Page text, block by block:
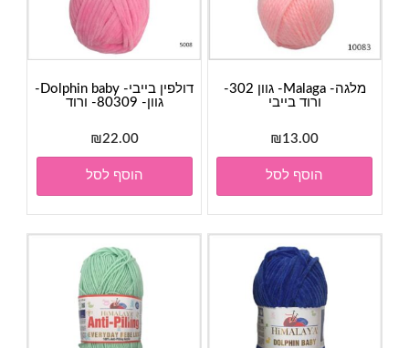
מלגה- Malaga- גוון 302-
ורוד בייבי
₪13.00
הוסף לסל
דולפין בייבי- Dolphin baby-
גוון- 80309- ורוד
₪22.00
הוסף לסל